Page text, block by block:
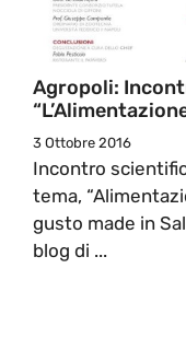
Agropoli:
3 Ottobre 2016
Incontro
tema,
gusto made in
blog di ...